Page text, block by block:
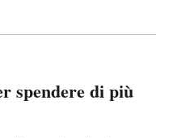
spendere di più